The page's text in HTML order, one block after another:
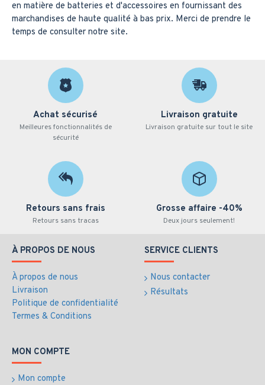
en matière de batteries et d'accessoires en fournissant des
marchandises de haute qualité à bas prix. Merci de prendre le
temps de consulter notre site.
Achat sécurisé
Meilleures fonctionnalités de
sécurité
Livraison gratuite
Livraison gratuite sur tout le site
Retours sans frais
Retours sans tracas
Grosse affaire -40%
Deux jours seulement!
À PROPOS DE NOUS
À propos de nous
Livraison
Politique de confidentialité
Termes & Conditions
SERVICE CLIENTS
Nous contacter
Résultats
MON COMPTE
Mon compte